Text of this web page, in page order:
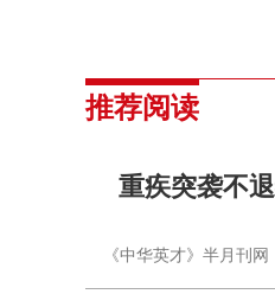
推荐阅读
重疾突袭不
《中华英才》半月刊网